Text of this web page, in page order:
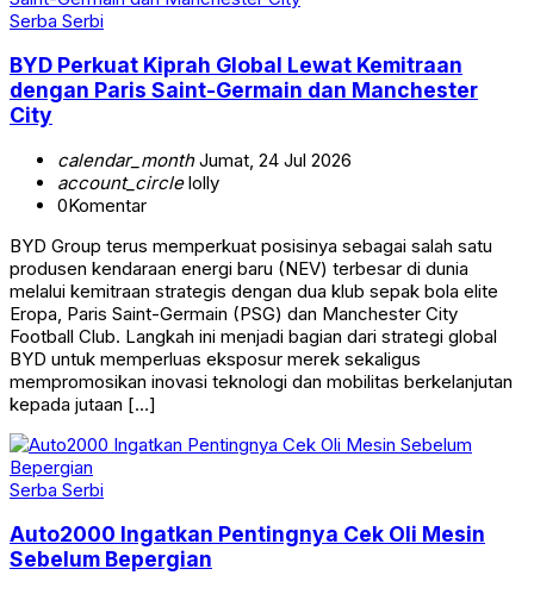
Serba Serbi
BYD Perkuat Kiprah Global Lewat Kemitraan
dengan Paris Saint-Germain dan Manchester
City
calendar_monthJumat, 24 Jul 2026
account_circlelolly
0Komentar
BYD Group terus memperkuat posisinya sebagai salah satu
produsen kendaraan energi baru (NEV) terbesar di dunia
melalui kemitraan strategis dengan dua klub sepak bola elite
Eropa, Paris Saint-Germain (PSG) dan Manchester City
Football Club. Langkah ini menjadi bagian dari strategi global
BYD untuk memperluas eksposur merek sekaligus
mempromosikan inovasi teknologi dan mobilitas berkelanjutan
kepada jutaan […]
Serba Serbi
Auto2000 Ingatkan Pentingnya Cek Oli Mesin
Sebelum Bepergian